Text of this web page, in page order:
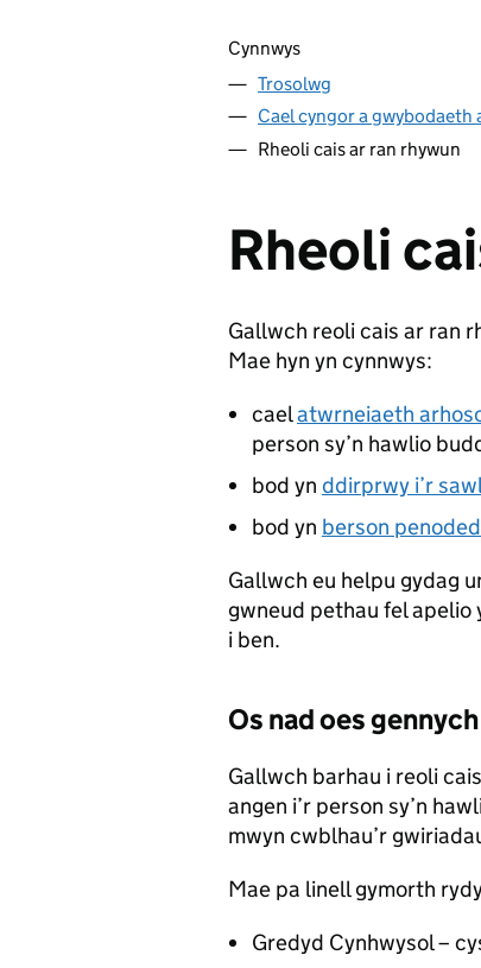
Sgipio cynnwys
Cynnwys
Trosolwg
Cael cyngor a gwybodaeth
Rheoli cais ar ran rhywun
Rheoli
Gallwch reoli cais ar ran
Mae hyn yn cynnwys:
caelatwrneiaeth
person sy’n hawlio
bod yn ddirprwy i’r
bod yn berson
Gallwch eu helpu gydag
gwneud pethau fel apelio
i ben.
Os nad oes
Gallwch barhau i reoli
angen i’r person sy’n
mwyn cwblhau’r
Mae pa linell gymorth
Gredyd Cynhwysol –